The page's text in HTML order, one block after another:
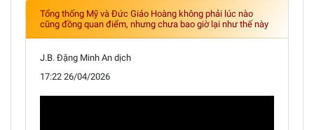
Tổng thống Mỹ và Đức Giáo Hoàng không phải lúc nào
cũng đồng quan điểm, nhưng chưa bao giờ lại như thế này
J.B. Đặng Minh An dịch
17:22 26/04/2026